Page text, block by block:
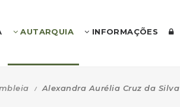
AUTARQUIA INFORMAÇÕES
Alexandra Aurélia Cruz da Silva